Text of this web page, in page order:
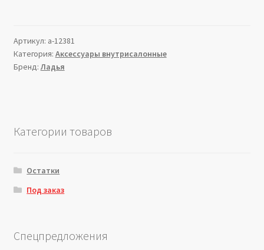
Артикул: a-12381
Категория: Аксессуары внутрисалонные
Бренд:Ладья
Категории товаров
Остатки
Под заказ
Спецпредложения